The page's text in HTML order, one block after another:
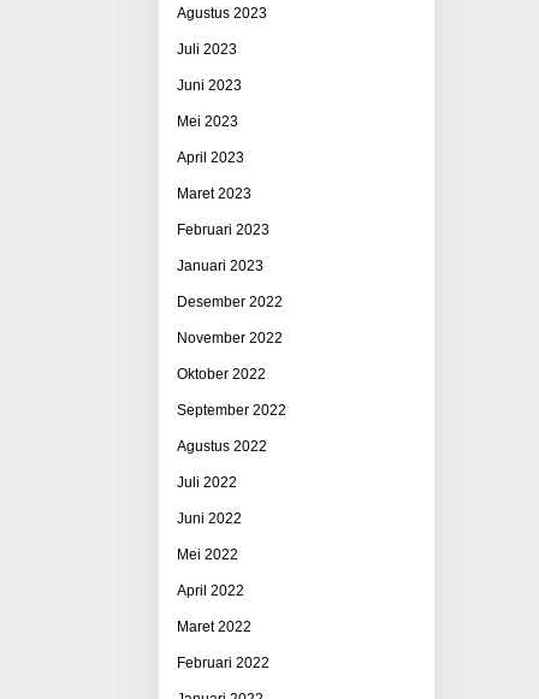
Agustus 2023
Juli 2023
Juni 2023
Mei 2023
April 2023
Maret 2023
Februari 2023
Januari 2023
Desember 2022
November 2022
Oktober 2022
September 2022
Agustus 2022
Juli 2022
Juni 2022
Mei 2022
April 2022
Maret 2022
Februari 2022